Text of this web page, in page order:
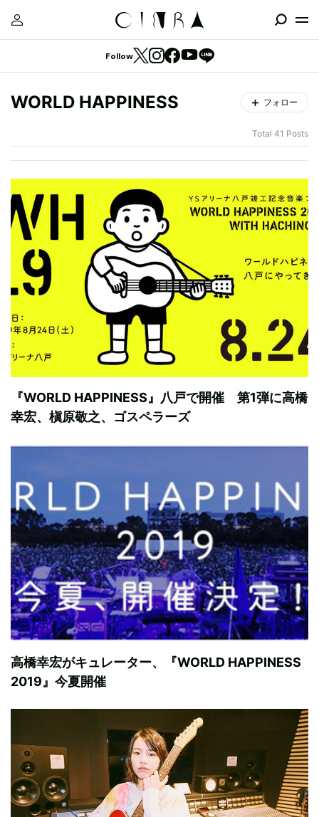
Follow
WORLD HAPPINESS フォロー
Total 41 Posts
『WORLD HAPPINESS』八戸で開催 第1弾に高橋
幸宏、槇原敬之、ゴスペラーズ
高橋幸宏がキュレーター、『WORLD HAPPINESS
2019』今夏開催